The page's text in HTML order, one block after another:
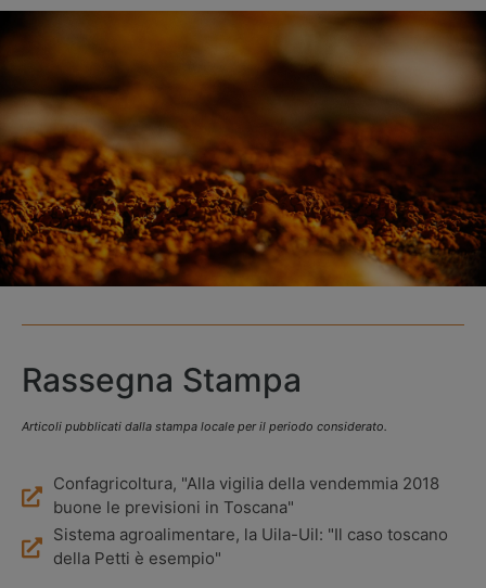
Rassegna Stampa
Articoli pubblicati dalla stampa locale per il periodo considerato.
Confagricoltura, "Alla vigilia della vendemmia 2018
buone le previsioni in Toscana"
Sistema agroalimentare, la Uila-Uil: "Il caso toscano
della Petti è esempio"